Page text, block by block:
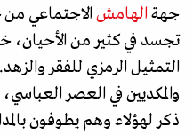
جهة الهامش الاجتماعي
تجسد في كثير من الأحيان،
التمثيل الرمزي للفقر
والمكديين في العصر
ذكر لهؤلاء وهم يطوفون